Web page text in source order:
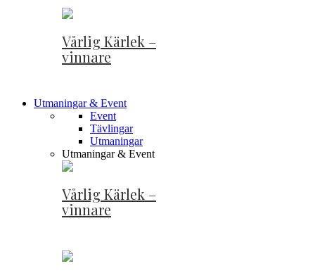
Vårlig Kärlek –
vinnare
Utmaningar & Event
Event
Tävlingar
Utmaningar
Utmaningar & Event
Vårlig Kärlek –
vinnare